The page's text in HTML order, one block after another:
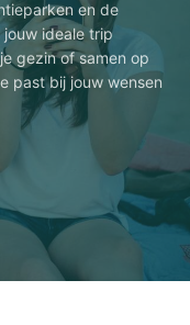
en de
ideale trip
gezin of samen op
past bij jouw wensen